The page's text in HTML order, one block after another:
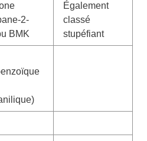
2-
BMK
Également
classé
stupéfiant